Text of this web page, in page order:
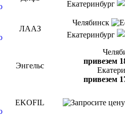
Екатеринбург
ЛААЗ
Челябинск
Екатеринбург
Энгельс
привезем
привезем
EKOFIL